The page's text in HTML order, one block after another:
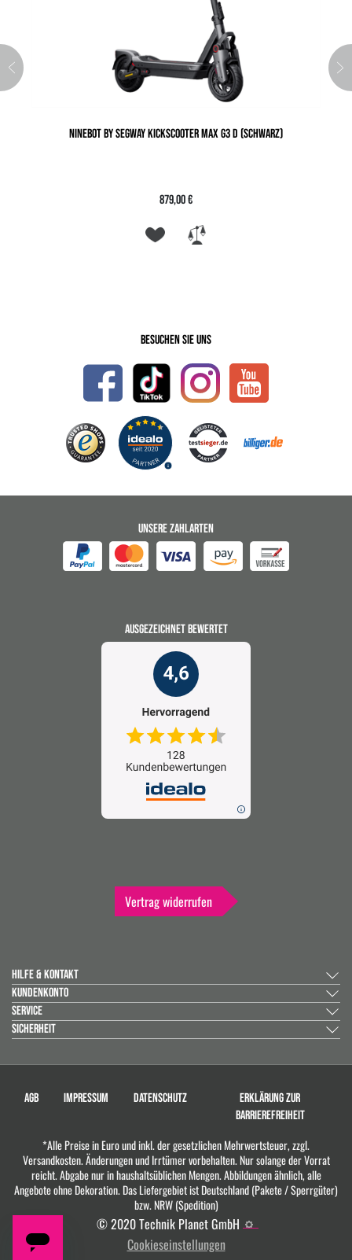
NINEBOT BY SEGWAY KICKSCOOTER MAX G3 D (SCHWARZ)
879,00 €
Besuchen Sie uns
UNSERE ZAHLARTEN
AUSGEZEICHNET BEWERTET
Vertrag widerrufen
HILFE & KONTAKT
KUNDENKONTO
SERVICE
SICHERHEIT
AGB IMPRESSUM DATENSCHUTZ
ERKLÄRUNG ZUR
BARRIEREFREIHEIT
*Alle Preise in Euro und inkl. der gesetzlichen Mehrwertsteuer, zzgl.
Versandkosten. Änderungen und Irrtümer vorbehalten. Nur solange der Vorrat
reicht. Abgabe nur in haushaltsüblichen Mengen. Abbildungen ähnlich, alle
Angebote ohne Dekoration. Das Liefergebiet ist Deutschland (Pakete / Sperrgüter)
bzw. NRW (Spedition)
© 2020 Technik Planet GmbH
Cookieseinstellungen